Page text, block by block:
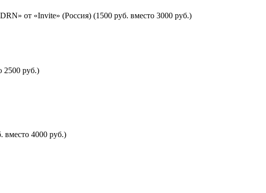
от «Invite» (Россия) (1500 руб. вместо 3000 руб.)
2500 руб.)
4000 руб.)